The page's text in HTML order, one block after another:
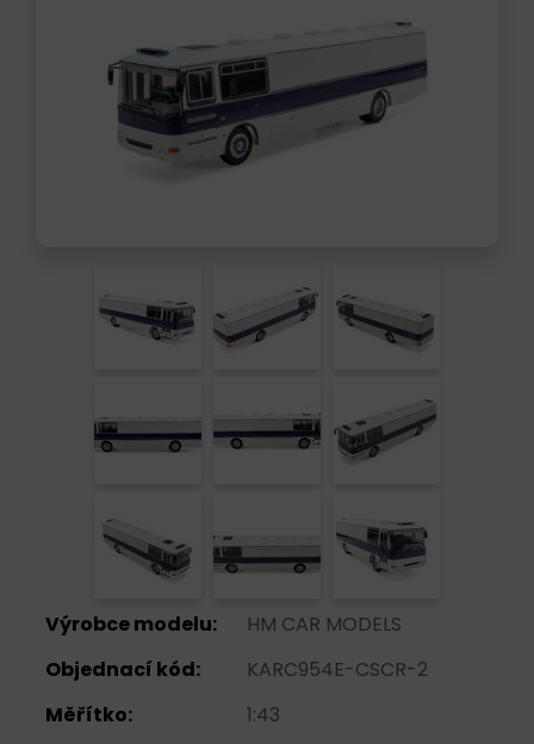
Výrobce modelu:
HM CAR MODELS
Objednací kód:
KARC954E-CSCR-2
Měřítko:
1:43